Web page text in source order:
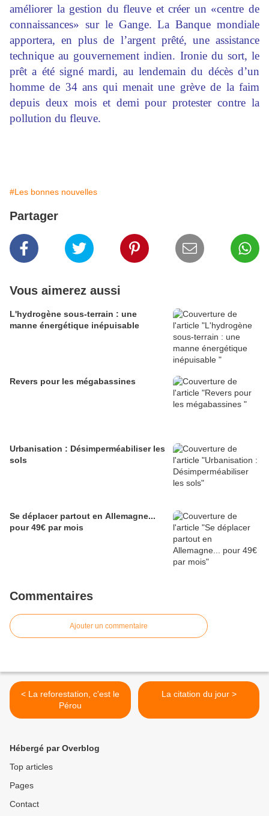
améliorer la gestion du fleuve et créer un «centre de
connaissances» sur le Gange. La Banque mondiale
apportera, en plus de l’argent prêté, une assistance
technique au gouvernement indien. Ironie du sort, le
prêt a été signé mardi, au lendemain du décès d’un
homme de 34 ans qui menait une grève de la faim
depuis deux mois et demi pour protester contre la
pollution du fleuve.
#Les bonnes nouvelles
Partager
Vous aimerez aussi
L'hydrogène sous-terrain : une
manne énergétique inépuisable
Revers pour les mégabassines
Urbanisation : Désimperméabiliser les
sols
Se déplacer partout en Allemagne...
pour 49€ par mois
Commentaires
Ajouter un commentaire
< La reforestation, c'est le
Pérou
La citation du jour >
Hébergé par Overblog
Top articles
Pages
Contact